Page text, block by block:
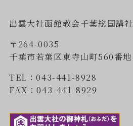
出雲大社函館教会千葉総国講社
〒264-0035
千葉市若葉区東寺山町560番地
TEL：043-441-8928
FAX：043-441-8929